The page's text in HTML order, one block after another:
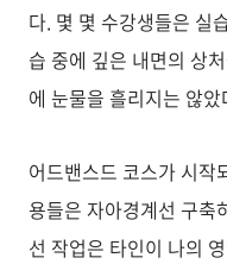
다. 몇 몇 수강생들은 실
습 중에 깊은 내면의 상
에 눈물을 흘리지는 않았
어드밴스드 코스가 시작
용들은 자아경계선 구축
선 작업은 타인이 나의